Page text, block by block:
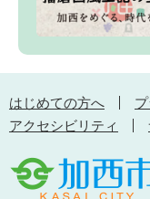
はじめての方へ
アクセシビリティ